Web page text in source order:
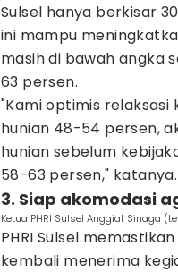
Sulsel hanya berkisar
ini mampu
masih di bawah angka
63 persen.
"Kami optimis relaksasi
hunian 48-54 persen,
hunian sebelum
58-63 persen," katanya.
3. Siap akomodasi
Ketua PHRI Sulsel Anggiat Sinaga
PHRI Sulsel
kembali menerima